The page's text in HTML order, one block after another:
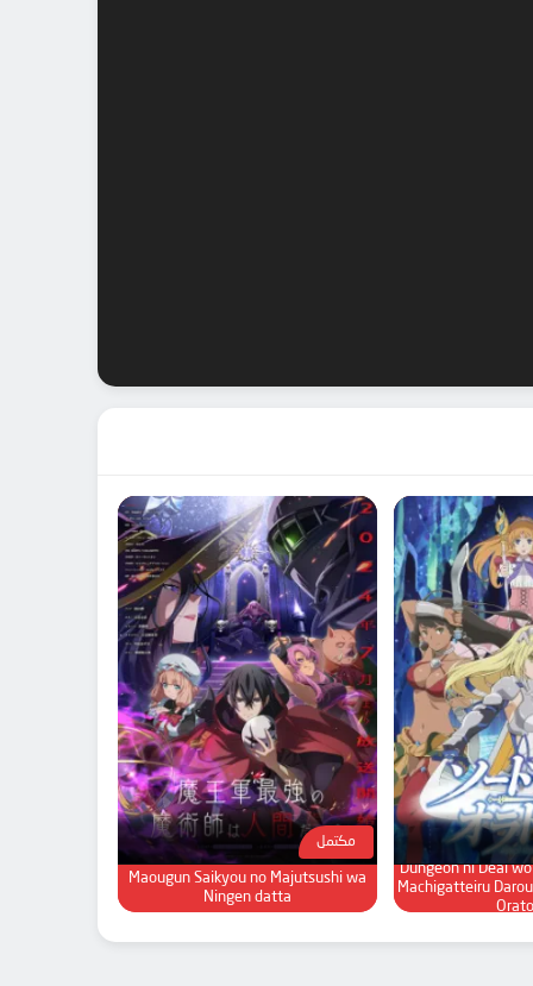
Dungeon ni Deai
Machigatteiru
مكتمل
Maougun Saikyou no Majutsushi wa
Ningen datta